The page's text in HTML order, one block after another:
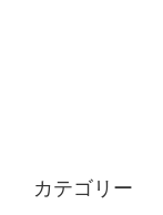
カテゴリー